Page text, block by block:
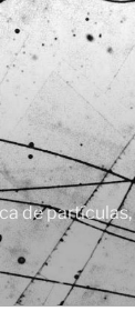
de partículas,